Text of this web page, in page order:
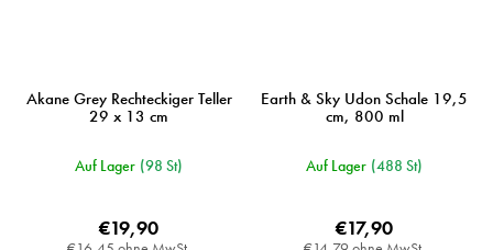
Akane Grey Rechteckiger Teller
29 x 13 cm
Auf Lager (98 St)
€19,90
Earth & Sky Udon Schale 19,5
cm, 800 ml
Auf Lager (488 St)
€17,90